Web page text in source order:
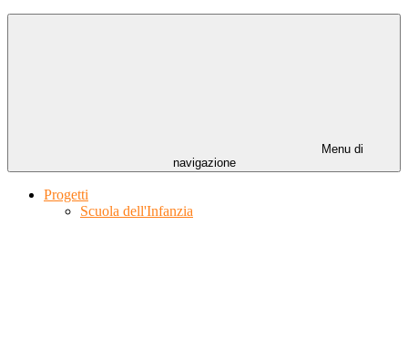
Menu di
navigazione
Progetti
Scuola dell'Infanzia